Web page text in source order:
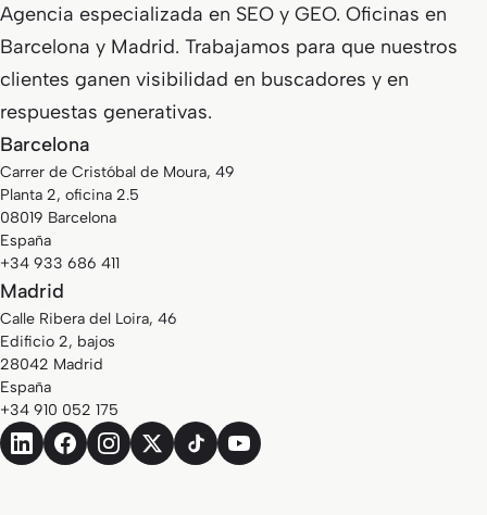
Agencia especializada en SEO y GEO. Oficinas en
Barcelona y Madrid. Trabajamos para que nuestros
clientes ganen visibilidad en buscadores y en
respuestas generativas.
Barcelona
Carrer de Cristóbal de Moura, 49
Planta 2, oficina 2.5
08019 Barcelona
España
+34 933 686 411
Madrid
Calle Ribera del Loira, 46
Edificio 2, bajos
28042 Madrid
España
+34 910 052 175